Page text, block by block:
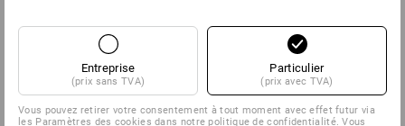
Entreprise
(prix sans TVA)
Particulier
(prix avec TVA)
Vous pouvez retirer votre consentement à tout moment avec effet futur via
les Paramètres des cookies dans notre politique de confidentialité. Vous